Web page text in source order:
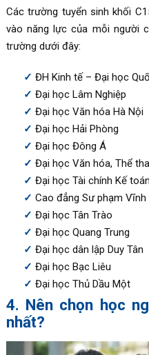
Các trường tuyển sinh khối
vào năng lực của mỗi người
trường dưới đây:
ĐH Kinh tế – Đại học
Đại học Lâm Nghiệp
Đại học Văn hóa Hà Nội
Đại học Hải Phòng
Đại học Đông Á
Đại học Văn hóa, Thể
Đại học Tài chính Kế toán
Cao đẳng Sư phạm Vĩnh
Đại học Tân Trào
Đại học Quang Trung
Đại học dân lập Duy Tân
Đại học Bạc Liêu
Đại học Thủ Dầu Một
4. Nên chọn học
nhất?